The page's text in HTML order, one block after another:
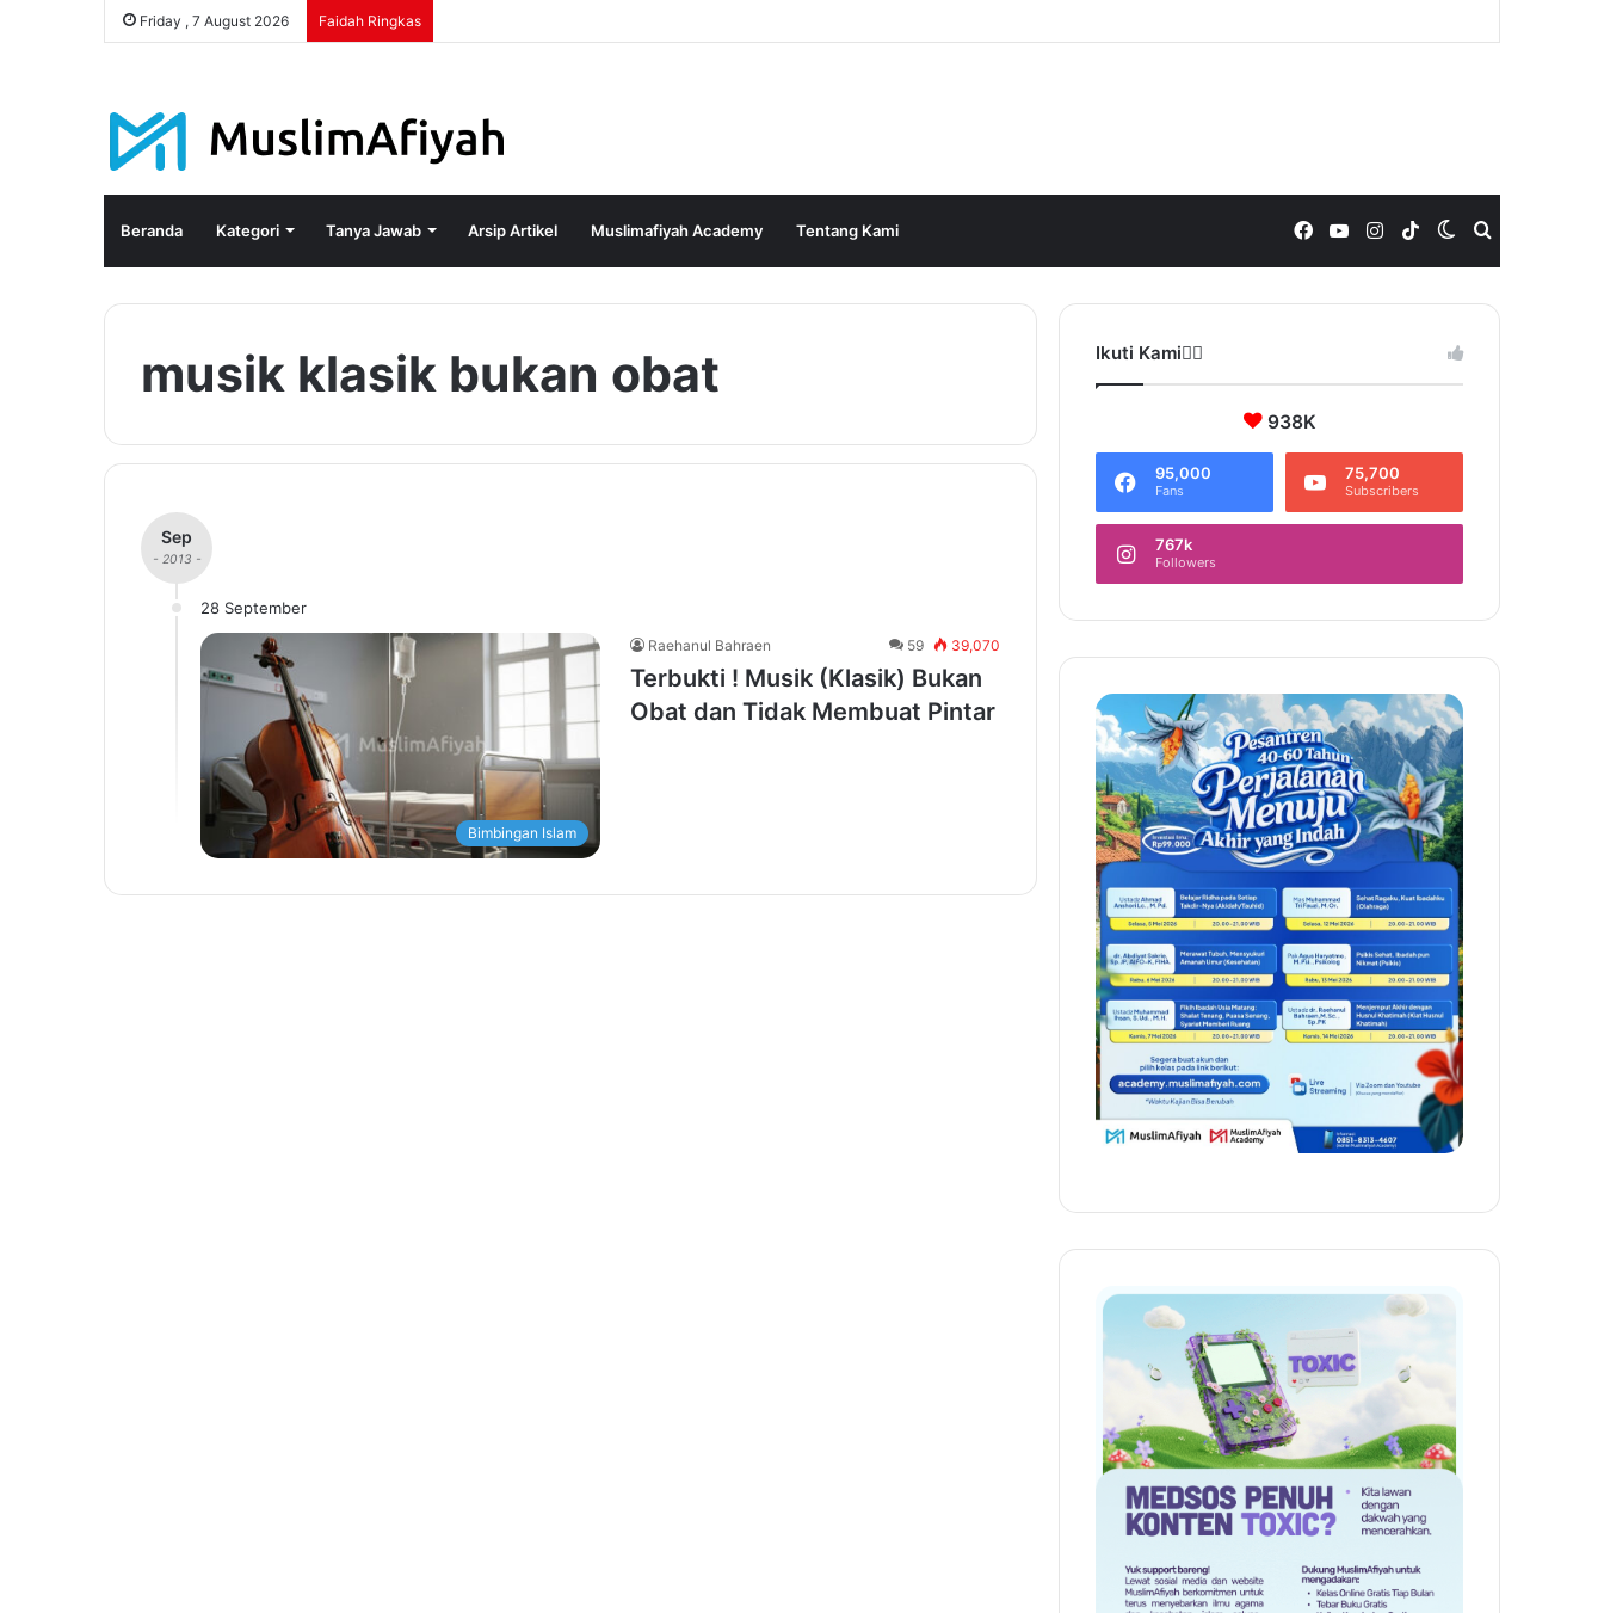
Friday , 7 August 2026 Faidah Ringkas
Beranda Kategori Tanya Jawab Arsip Artikel Muslimafiyah Academy Tentang Kami Switch
skin
TikTok
Instagram
YouTube
Facebook
musik klasik bukan obat
Sep
- 2013 -
28 September
Bimbingan Islam
Raehanul Bahraen 59 39,070
Terbukti ! Musik (Klasik) Bukan
Obat dan Tidak Membuat Pintar
Ikuti Kami❤️‍🔥
938K
95,000
Fans
75,700
Subscribers
767k
Followers